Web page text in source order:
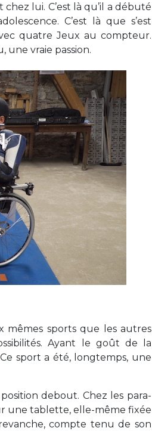
lui. C’est là qu’il a débuté
C’est là que s’est
quatre Jeux au compteur.
une vraie passion.
mêmes sports que les autres
Ayant le goût de la
sport a été, longtemps, une
debout. Chez les para-
une tablette, elle-même fixée
compte tenu de son